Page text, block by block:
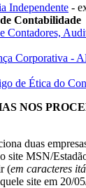
Independente -
Contabilidade
Contadores,
Corporativa -
de Ética do
NOS
duas
site MSN/
(em caracteres
site em 20/